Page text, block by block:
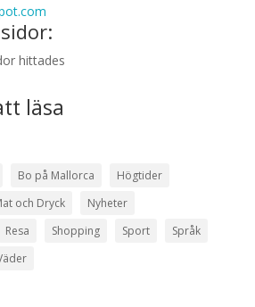
hittades
läsa
Bo på Mallorca
Högtider
och Dryck
Nyheter
Resa Shopping Sport
Språk